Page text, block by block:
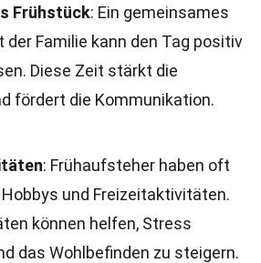
Frühstück: Ein gemeinsames
der Familie kann den Tag positiv
Diese Zeit stärkt die
fördert die Kommunikation.
: Frühaufsteher haben oft
und Freizeitaktivitäten.
können helfen, Stress
das Wohlbefinden zu steigern.